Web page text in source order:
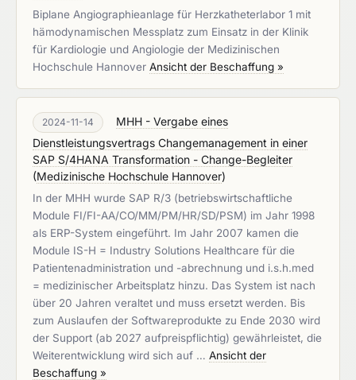
Biplane Angiographieanlage für Herzkatheterlabor 1 mit
hämodynamischen Messplatz zum Einsatz in der Klinik
für Kardiologie und Angiologie der Medizinischen
Hochschule Hannover Ansicht der Beschaffung »
2024-11-14
MHH - Vergabe eines
Dienstleistungsvertrags Changemanagement in einer
SAP S/4HANA Transformation - Change-Begleiter
(Medizinische Hochschule Hannover)
In der MHH wurde SAP R/3 (betriebswirtschaftliche
Module FI/FI-AA/CO/MM/PM/HR/SD/PSM) im Jahr 1998
als ERP-System eingeführt. Im Jahr 2007 kamen die
Module IS-H = Industry Solutions Healthcare für die
Patientenadministration und -abrechnung und i.s.h.med
= medizinischer Arbeitsplatz hinzu. Das System ist nach
über 20 Jahren veraltet und muss ersetzt werden. Bis
zum Auslaufen der Softwareprodukte zu Ende 2030 wird
der Support (ab 2027 aufpreispflichtig) gewährleistet, die
Weiterentwicklung wird sich auf … Ansicht der
Beschaffung »